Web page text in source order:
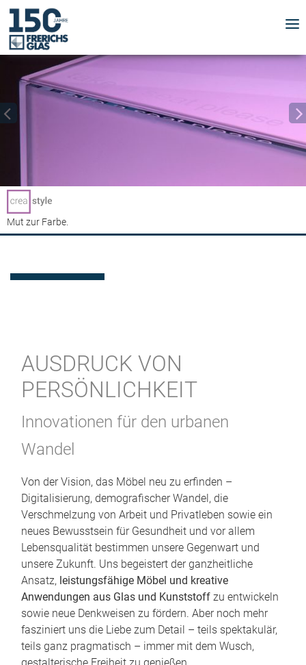
Licht inszeniert.
Mut zur Farbe.
Von der Natur beeinflusst.
AUSDRUCK VON
PERSÖNLICHKEIT
Innovationen für den urbanen
Wandel
Von der Vision, das Möbel neu zu erfinden –
Digitalisierung, demografischer Wandel, die
Verschmelzung von Arbeit und Privatleben sowie ein
neues Bewusstsein für Gesundheit und vor allem
Lebensqualität bestimmen unsere Gegenwart und
unsere Zukunft. Uns begeistert der ganzheitliche
Ansatz, leistungsfähige Möbel und kreative
Anwendungen aus Glas und Kunststoff zu entwickeln
sowie neue Denkweisen zu fördern. Aber noch mehr
fasziniert uns die Liebe zum Detail – teils spektakulär,
teils ganz pragmatisch – immer mit dem Wusch,